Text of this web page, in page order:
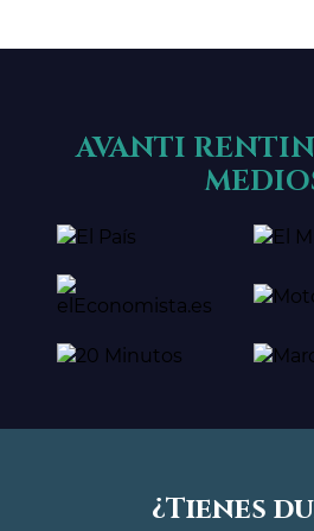
AVANTI
¿Tienes